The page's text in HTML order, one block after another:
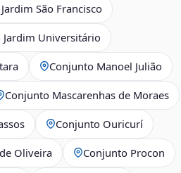
São Francisco
Jardim Universitário
Conjunto Manoel Julião
Conjunto Mascarenhas de Moraes
Conjunto Ouricurí
Oliveira Conjunto Procon